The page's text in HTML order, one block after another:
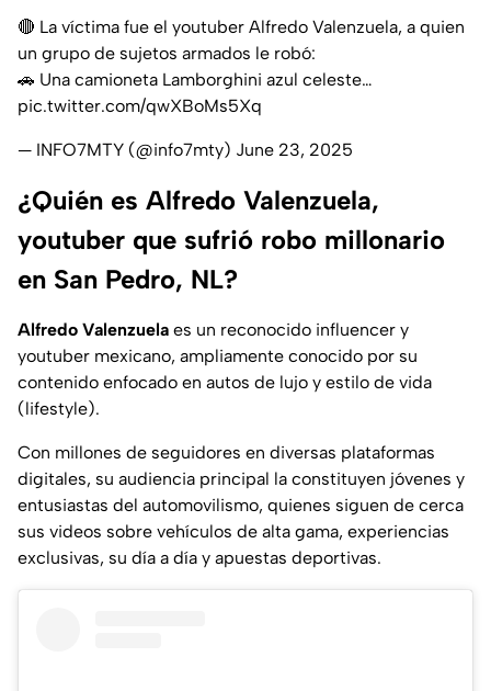
🔴 La víctima fue el youtuber Alfredo Valenzuela, a quien
un grupo de sujetos armados le robó:
🚗 Una camioneta Lamborghini azul celeste…
pic.twitter.com/qwXBoMs5Xq
— INFO7MTY (@info7mty) June 23, 2025
¿Quién es Alfredo Valenzuela,
youtuber que sufrió robo millonario
en San Pedro, NL?
Alfredo Valenzuela es un reconocido influencer y
youtuber mexicano, ampliamente conocido por su
contenido enfocado en autos de lujo y estilo de vida
(lifestyle).
Con millones de seguidores en diversas plataformas
digitales, su audiencia principal la constituyen jóvenes y
entusiastas del automovilismo, quienes siguen de cerca
sus videos sobre vehículos de alta gama, experiencias
exclusivas, su día a día y apuestas deportivas.